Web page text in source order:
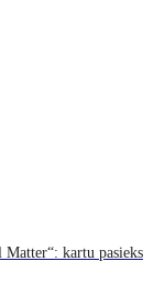
Matter“: kartu pasieks